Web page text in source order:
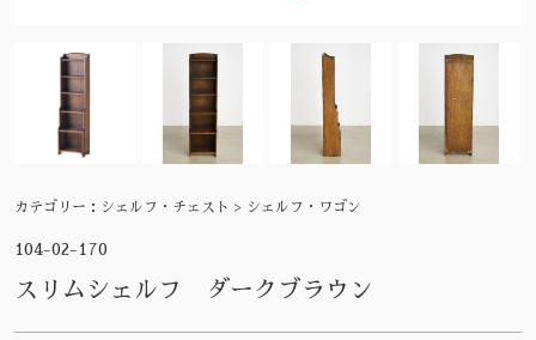
カテゴリー： シェルフ・チェスト > シェルフ・ワゴン
104-02-170
スリムシェルフ ダークブラウン